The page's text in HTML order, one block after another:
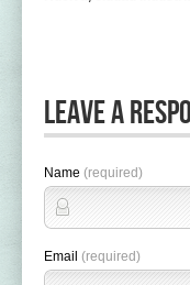
Leave A
Name (required)
Email (required)